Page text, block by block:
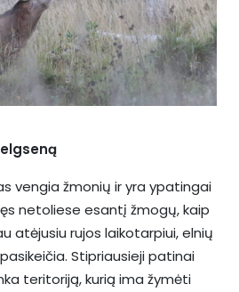
vengia žmonių ir yra ypatingai
netoliese esantį žmogų, kaip
atėjusiu rujos laikotarpiui, elnių
Stipriausieji patinai
teritoriją, kurią ima žymėti